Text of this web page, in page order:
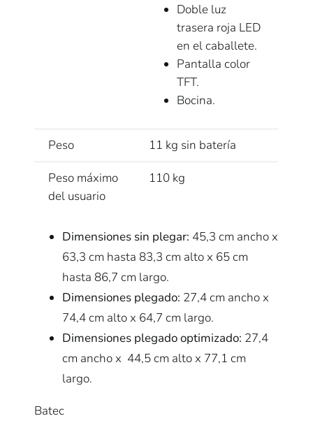
Doble luz
trasera roja LED
en el caballete.
Pantalla color
TFT.
Bocina.
Peso 11 kg sin batería
Peso máximo
del usuario
110 kg
Dimensiones sin plegar: 45,3 cm ancho x
63,3 cm hasta 83,3 cm alto x 65 cm
hasta 86,7 cm largo.
Dimensiones plegado: 27,4 cm ancho x
74,4 cm alto x 64,7 cm largo.
Dimensiones plegado optimizado: 27,4
cm ancho x 44,5 cm alto x 77,1 cm
largo.
Batec